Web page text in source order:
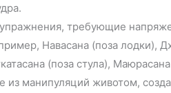
требующие
Навасана (поза лодки),
(поза стула),
из манипуляций животом,